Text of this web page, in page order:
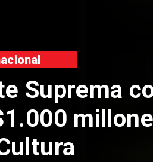
Suprema